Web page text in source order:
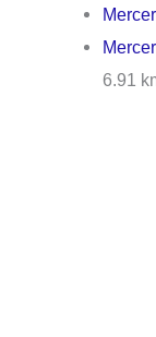
6.91